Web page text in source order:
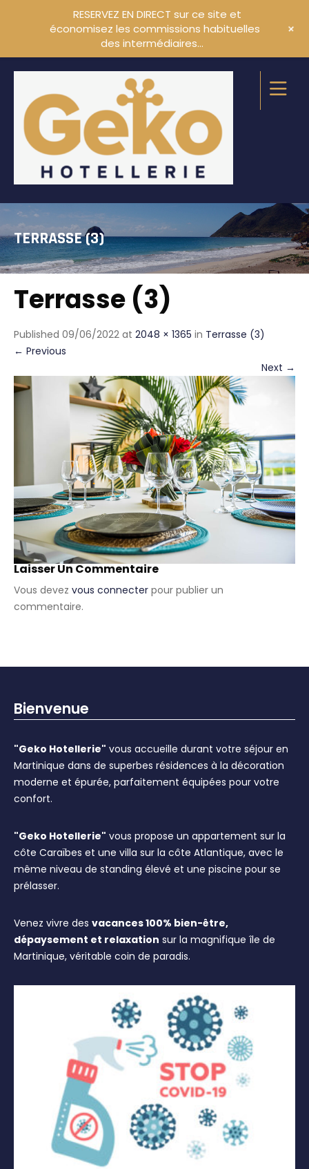
TERRASSE (3)
Terrasse (3)
Published 09/06/2022 at 2048 × 1365 in Terrasse (3)
← Previous
Next →
Laisser Un Commentaire
Vous devez vous connecter pour publier un
commentaire.
Bienvenue
"Geko Hotellerie" vous accueille durant votre séjour en
Martinique dans de superbes résidences à la décoration
moderne et épurée, parfaitement équipées pour votre
confort.
"Geko Hotellerie" vous propose un appartement sur la
côte Caraïbes et une villa sur la côte Atlantique, avec le
même niveau de standing élevé et une piscine pour se
prélasser.
Venez vivre des vacances 100% bien-être,
dépaysement et relaxation sur la magnifique île de
Martinique, véritable coin de paradis.
RESERVEZ EN DIRECT sur ce site et
économisez les commissions habituelles
des intermédiaires…
+